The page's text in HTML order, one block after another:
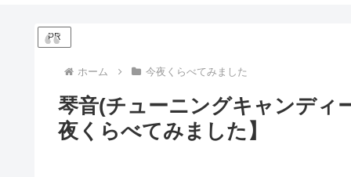
PR
ホーム 今夜くらべてみました
琴音(チューニングキャンディ
夜くらべてみました】